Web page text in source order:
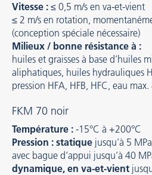
Vitesse : ≤ 0,5 m/s en va-et-vient
≤ 2 m/s en rotation,
(conception spéciale nécessaire)
Milieux / bonne résistance à :
huiles et graisses à base d’huiles
aliphatiques, huiles hydrauliques
pression HFA, HFB, HFC, eau max.
FKM 70 noir
Température : -15°C à +200°C
Pression : statique jusqu’à 5
avec bague d‘appui jusqu’à 40
dynamique, en va-et-vient